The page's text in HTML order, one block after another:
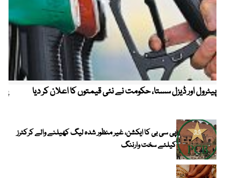
پیٹرول اور ڈیزل سستا، حکومت نے نئی قیمتوں کا اعلان کر دیا
پی سی بی کا ایکشن، غیر منظور شدہ لیگ کھیلنے والے کرکٹرز
کیلئے سخت وارننگ